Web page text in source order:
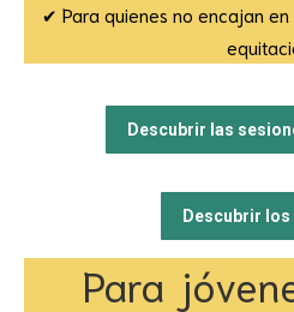
✔ Para quienes no encajan
Descubrir las
Descubrir los
Para